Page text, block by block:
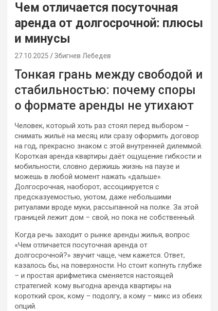
Чем отличается посуточная
аренда от долгосрочной: плюсы
и минусы
27.10.2025 Збигнев Лебедев
Тонкая грань между свободой и
стабильностью: почему споры
о формате аренды не утихают
Человек, который хоть раз стоял перед выбором –
снимать жильё на месяц или сразу оформить договор
на год, прекрасно знаком с этой внутренней дилеммой.
Короткая аренда квартиры даёт ощущение гибкости и
мобильности, словно держишь жизнь на паузе и
можешь в любой момент нажать «дальше».
Долгосрочная, наоборот, ассоциируется с
предсказуемостью, уютом, даже небольшими
ритуалами вроде муки, рассыпанной на полке. За этой
границей лежит дом – свой, но пока не собственный.
Когда речь заходит о рынке аренды жилья, вопрос
«Чем отличается посуточная аренда от
долгосрочной?» звучит чаще, чем кажется. Ответ,
казалось бы, на поверхности. Но стоит копнуть глубже
– и простая арифметика сменяется настоящей
стратегией: кому выгодна аренда квартиры на
короткий срок, кому – подолгу, а кому – микс из обеих
опций.